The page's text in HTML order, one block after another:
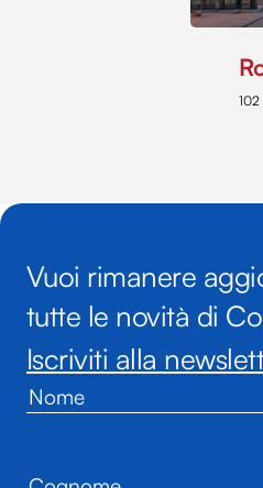
102
Vuoi rimanere
tutte le novità di
Iscriviti alla